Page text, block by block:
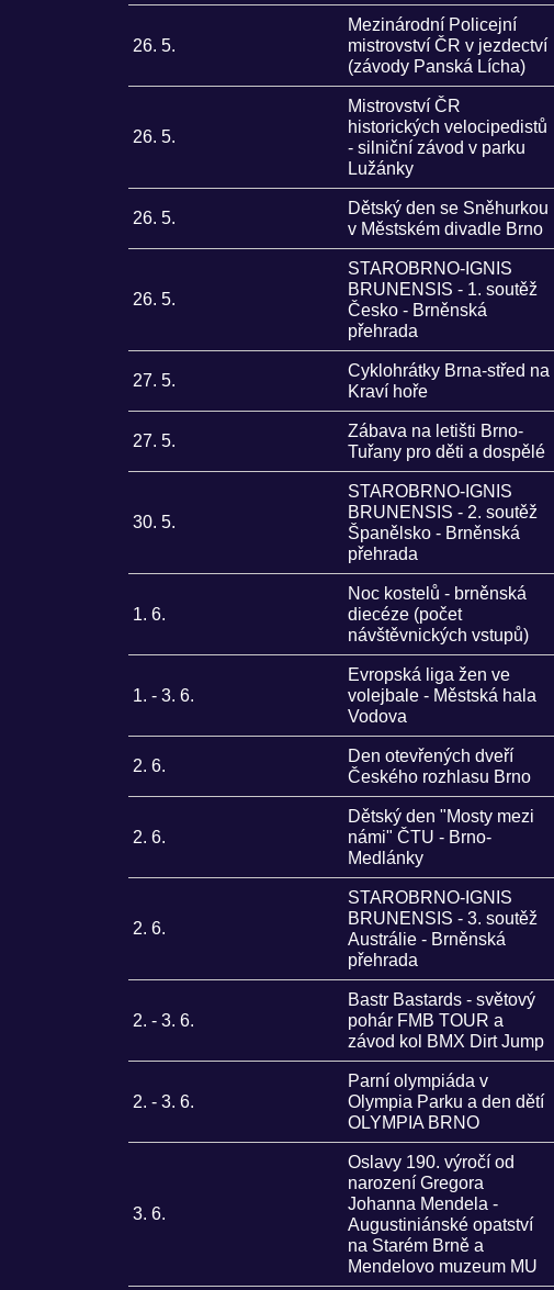
26. 5.
Mezinárodní Policejní
mistrovství ČR v jezdectví
(závody Panská Lícha)
26. 5.
Mistrovství ČR
historických velocipedistů
- silniční závod v parku
Lužánky
26. 5.
Dětský den se Sněhurkou
v Městském divadle Brno
26. 5.
STAROBRNO-IGNIS
BRUNENSIS - 1. soutěž
Česko - Brněnská
přehrada
27. 5.
Cyklohrátky Brna-střed na
Kraví hoře
27. 5.
Zábava na letišti Brno-
Tuřany pro děti a dospělé
30. 5.
STAROBRNO-IGNIS
BRUNENSIS - 2. soutěž
Španělsko - Brněnská
přehrada
1. 6.
Noc kostelů - brněnská
diecéze (počet
návštěvnických vstupů)
1. - 3. 6.
Evropská liga žen ve
volejbale - Městská hala
Vodova
2. 6.
Den otevřených dveří
Českého rozhlasu Brno
2. 6.
Dětský den "Mosty mezi
námi" ČTU - Brno-
Medlánky
2. 6.
STAROBRNO-IGNIS
BRUNENSIS - 3. soutěž
Austrálie - Brněnská
přehrada
2. - 3. 6.
Bastr Bastards - světový
pohár FMB TOUR a
závod kol BMX Dirt Jump
2. - 3. 6.
Parní olympiáda v
Olympia Parku a den dětí
OLYMPIA BRNO
3. 6.
Oslavy 190. výročí od
narození Gregora
Johanna Mendela -
Augustiniánské opatství
na Starém Brně a
Mendelovo muzeum MU